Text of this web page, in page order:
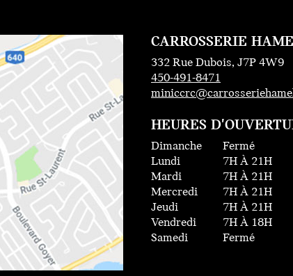
CARROSSERIE
332 Rue Dubois, J7P 4W9
450-491-8471
HEURES
Dimanche
Lundi
Mardi
Mercredi
Jeudi
Vendredi
Samedi
Fermé
7H À 21H
7H À 21H
7H À 21H
7H À 21H
7H À 18H
Fermé